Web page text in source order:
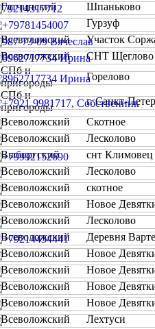
Гатчинский
Шпаньково
Гурзуф
Всеволожский
Участок
Всеволожский
СНТ
СПб и
пригороды
Горелово
СПб и
пригороды
г. Санкт-
Всеволожский
Скотное
Всеволожский
Лесколово
Выборгский
снт Климовец
Всеволожский
Лесколово
Всеволожский
скотное
Всеволожский
Новое
Всеволожский
Лесколово
Всеволожский
Деревня
Всеволожский
Новое
Всеволожский
Новое
Всеволожский
Новое
Всеволожский
Новое
Всеволожский
Лехтуси